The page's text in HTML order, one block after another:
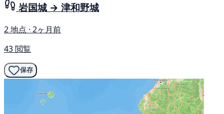
岩国城 → 津和野城
2 地点 · 2ヶ月前
43 閲覧
保存